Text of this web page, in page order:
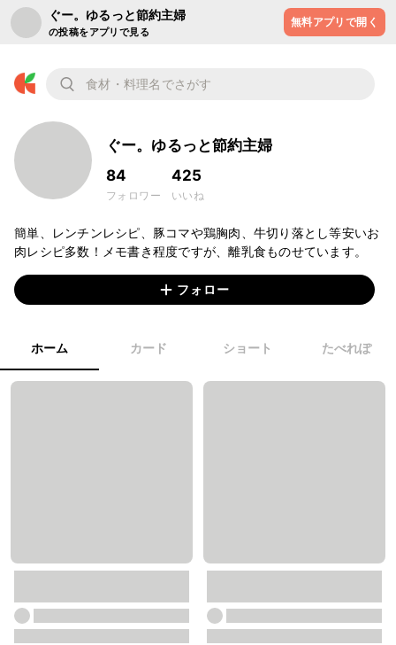
ぐー。ゆるっと節約主婦
の投稿をアプリで見る
無料アプリで開く
ぐー。ゆるっと節約主婦
84
フォロワー
425
いいね
簡単、レンチンレシピ、豚コマや鶏胸肉、牛切り落とし等安いお
肉レシピ多数！メモ書き程度ですが、離乳食ものせています。
フォロー
ホーム カード ショート たべれぽ